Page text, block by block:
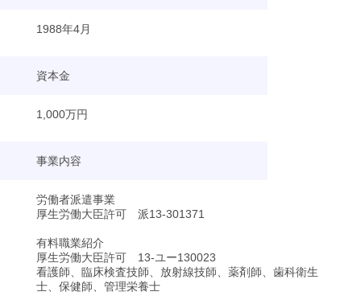
1988年4月
資本金
1,000万円
事業内容
労働者派遣事業
厚生労働大臣許可 派13-301371
有料職業紹介
厚生労働大臣許可 13-ユー130023
看護師、臨床検査技師、放射線技師、薬剤師、歯科衛生
士、保健師、管理栄養士